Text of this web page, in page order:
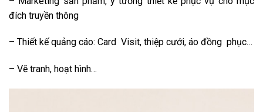
đích truyền thông
– Thiết kế quảng cáo: Card Visit, thiệp cưới, áo đồng phục…
– Vẽ tranh, hoạt hình…